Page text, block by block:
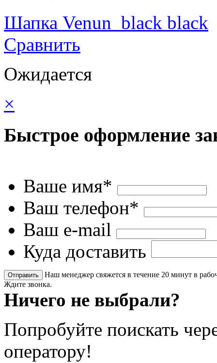
Шапка Venun black black
Сравнить
Ожидается
×
Быстрое оформление
Ваше имя*
Ваш телефон*
Ваш e-mail
Куда доставить
Наш менеджер свяжется в течение 20 минут в
Ждите звонка.
Ничего не выбрали?
Попробуйте поискать
оператору!